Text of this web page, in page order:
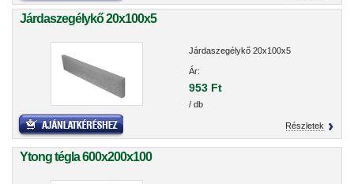
Járdaszegélykő 20x100x5
Járdaszegélykő 20x100x5
Ár:
953 Ft
/ db
Részletek
Ytong tégla 600x200x100